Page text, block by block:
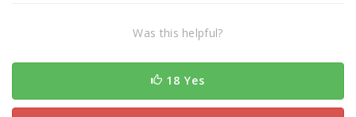
Was this helpful?
18 Yes